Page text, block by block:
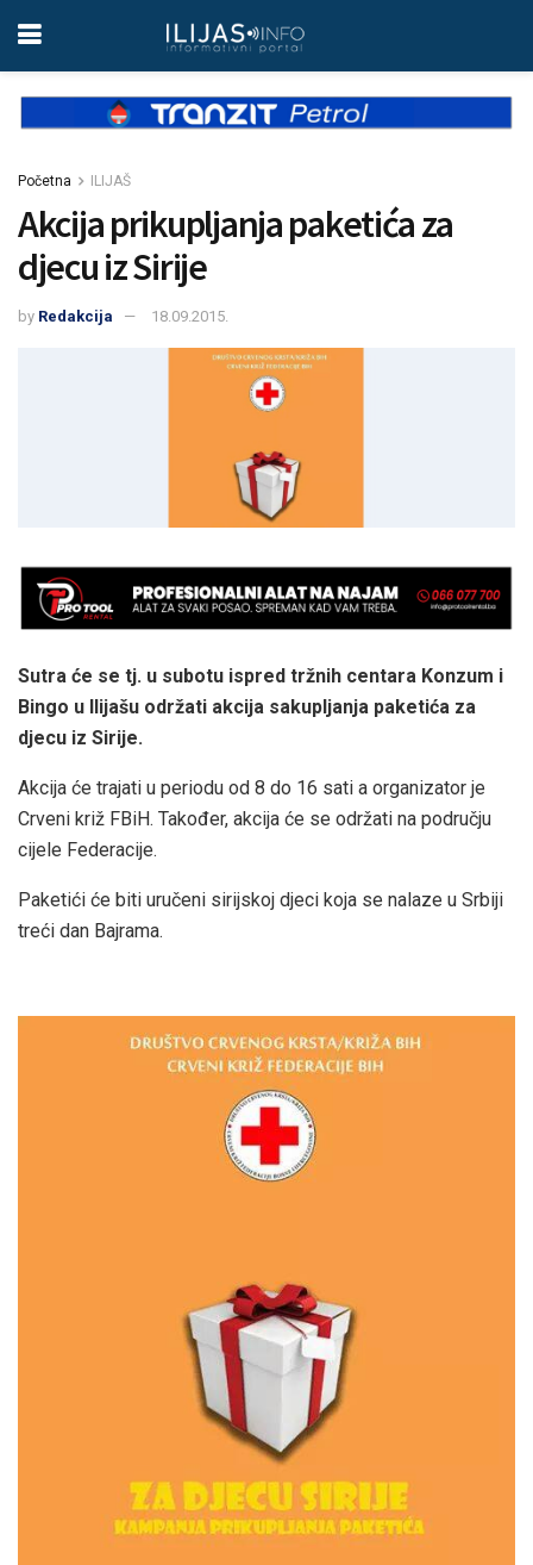
Početna ILIJAŠ
Akcija prikupljanja paketića za
djecu iz Sirije
by Redakcija 18.09.2015.
Sutra će se tj. u subotu ispred tržnih centara Konzum i
Bingo u Ilijašu održati akcija sakupljanja paketića za
djecu iz Sirije.
Akcija će trajati u periodu od 8 do 16 sati a organizator je
Crveni križ FBiH. Također, akcija će se održati na području
cijele Federacije.
Paketići će biti uručeni sirijskoj djeci koja se nalaze u Srbiji
treći dan Bajrama.